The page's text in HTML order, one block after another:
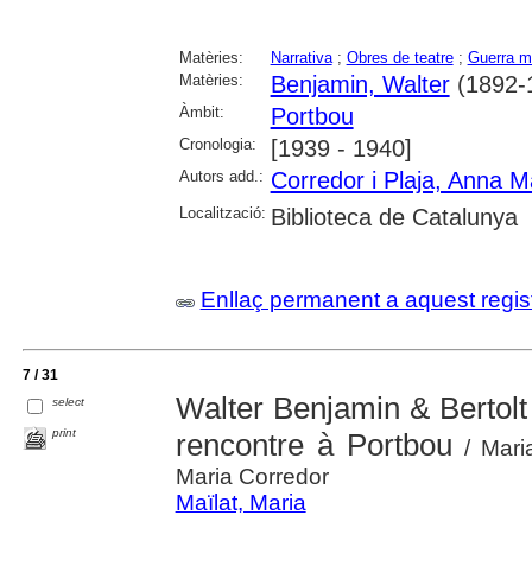
Matèries: Narrativa; Obres de teatre; Guerra
Matèries:
Benjamin, Walter(1892-
Àmbit: Portbou
Cronologia: [1939 - 1940]
Autors add.: Corredor i Plaja, Anna
Localització: Biblioteca de Catalunya
Enllaç permanent a aquest
7 / 31
select
print
Walter Benjamin &
rencontre à Portbou /
Maria Corredor
Maïlat, Maria